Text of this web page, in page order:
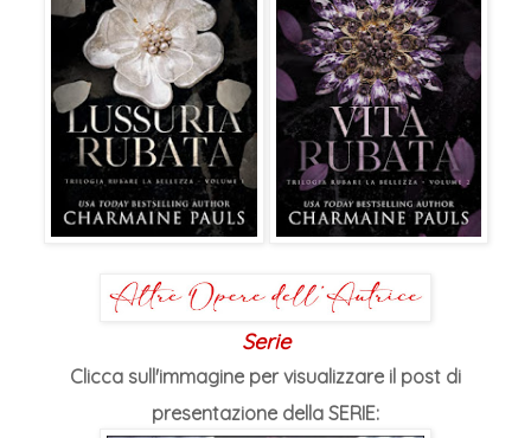
Serie
Clicca sull'immagine per visualizzare il post di
presentazione della SERIE: